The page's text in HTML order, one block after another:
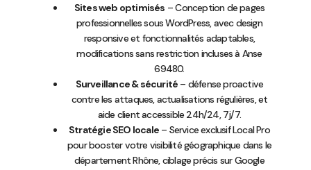
Sites web optimisés – Conception de pages
professionnelles sous WordPress, avec design
responsive et fonctionnalités adaptables,
modifications sans restriction incluses à Anse
69480.
Surveillance & sécurité – défense proactive
contre les attaques, actualisations régulières, et
aide client accessible 24h/24, 7j/7.
Stratégie SEO locale – Service exclusif Local Pro
pour booster votre visibilité géographique dans le
département Rhône, ciblage précis sur Google